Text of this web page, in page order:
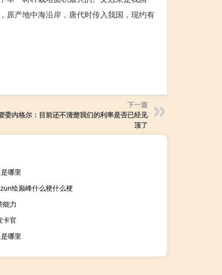
原产地中海沿岸，唐代时传入我国，现约有
下一篇
委内格尔：目前还不清楚我们的利率是否已经见
顶了
哪里
绘巅峰什么梗什么梗
能力
卡官
哪里